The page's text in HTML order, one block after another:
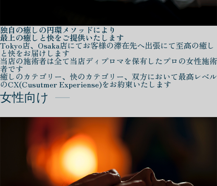
独自の癒しの円環メソッドにより
最上の癒しと快をご提供いたします
Tokyo店、Osaka店にてお客様の滞在先へ出張にて至高の癒し
と快をお届けします
当店の施術者は全て当店ディプロマを保有したプロの女性施術
者です
癒しのカテゴリー、快のカテゴリー、双方において最高レベル
のCX(Cusutmer Experiense)をお約束いたします
女性向け